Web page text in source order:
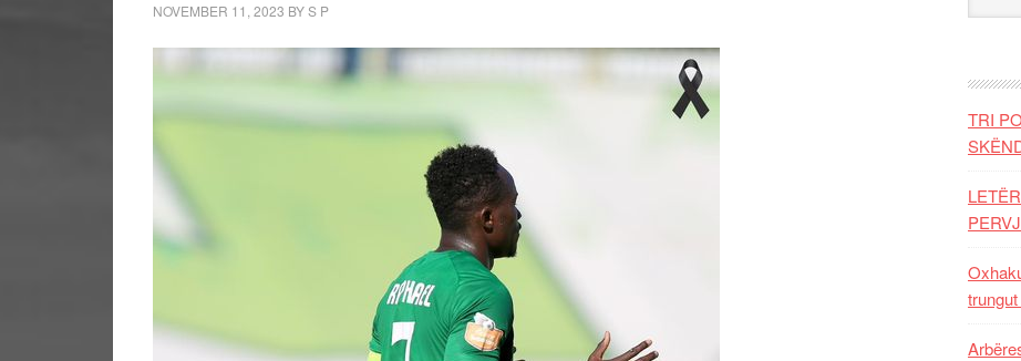
NOVEMBER 11, 2023 BYS P
TRI